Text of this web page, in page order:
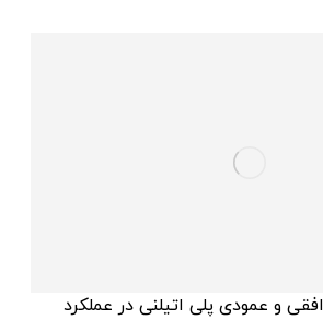
و عمودی پلی اتیلنی در عملکرد